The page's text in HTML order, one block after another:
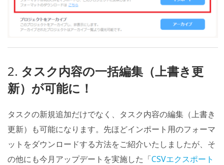
2. タスク内容の一括編集（上書き更
新）が可能に！
タスクの新規追加だけでなく、タスク内容の編集（上書き
更新）も可能になります。先ほどインポート用のフォーマ
ットをダウンロードする方法をご紹介いたしましたが、そ
の他にも今月アップデートを実施した「CSVエクスポート